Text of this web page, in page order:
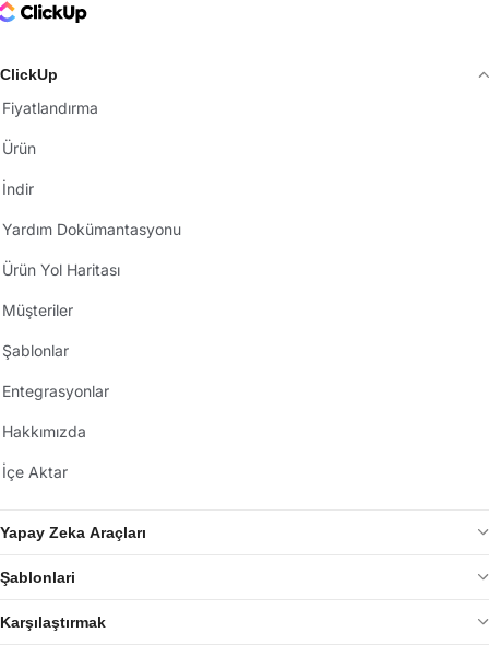
Logo
ClickUp
Fiyatlandırma
Ürün
İndir
Yardım Dokümantasyonu
Ürün Yol Haritası
Müşteriler
Şablonlar
Entegrasyonlar
Hakkımızda
İçe Aktar
Yapay Zeka Araçları
Şablonlari
Karşılaştırmak